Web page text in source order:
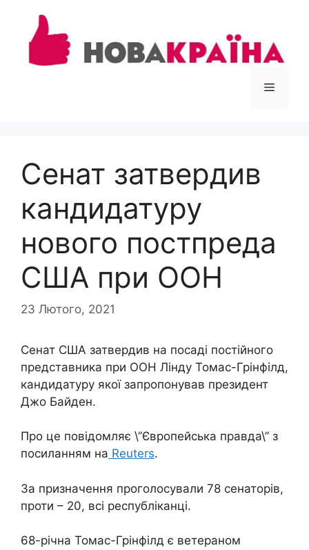
вмісту
Меню
Сенат затвердив
кандидатуру
нового постпреда
США при ООН
23 Лютого, 2021
Сенат США затвердив на посаді постійного
представника при ООН Лінду Томас-Грінфілд,
кандидатуру якої запропонував президент
Джо Байден.
Про це повідомляє \”Європейська правда\” з
посиланням на Reuters.
За призначення проголосували 78 сенаторів,
проти – 20, всі республіканці.
68-річна Томас-Грінфілд є ветераном